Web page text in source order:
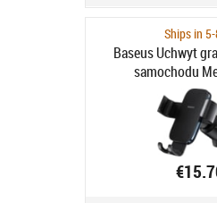
Ships in
Baseus Uchwyt
samochodu